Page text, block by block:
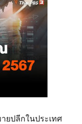
ยปลีกในประเทศ